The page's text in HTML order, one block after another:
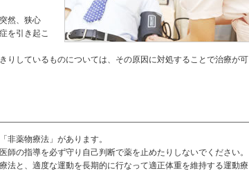
然、狭心
を引き起こ
りしているものについては、その原因に対処することで治療が可
非薬物療法」があります。
の指導を必ず守り自己判断で薬を止めたりしないでください。
法と、適度な運動を長期的に行なって適正体重を維持する運動療